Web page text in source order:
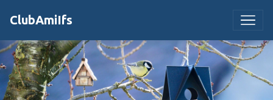
ClubAmiIfs